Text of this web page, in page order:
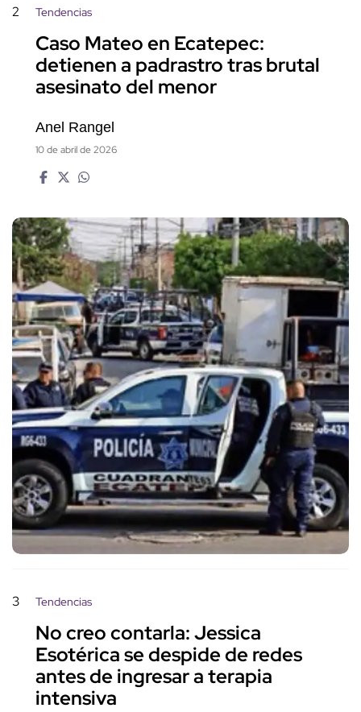
2 Tendencias
Caso Mateo en Ecatepec:
detienen a padrastro tras brutal
asesinato del menor
Anel Rangel
10 de abril de 2026
3 Tendencias
No creo contarla: Jessica
Esotérica se despide de redes
antes de ingresar a terapia
intensiva